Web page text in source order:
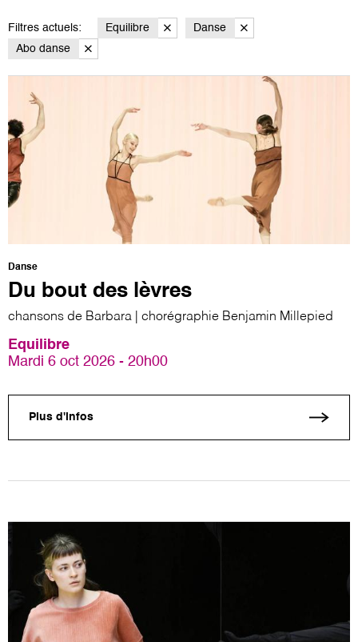
Filtres actuels: Equilibre
Danse
Abo danse
Danse
Du bout des lèvres
chansons de Barbara | chorégraphie Benjamin Millepied
Equilibre
Mardi 6 oct 2026 - 20h00
Plus d'infos